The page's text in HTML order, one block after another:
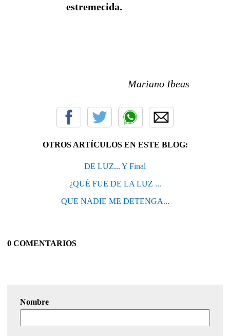
estremecida.
Mariano Ibeas
OTROS ARTÍCULOS EN ESTE BLOG:
DE LUZ... Y Final
¿QUÉ FUE DE LA LUZ ...
QUE NADIE ME DETENGA...
0 COMENTARIOS
Nombre